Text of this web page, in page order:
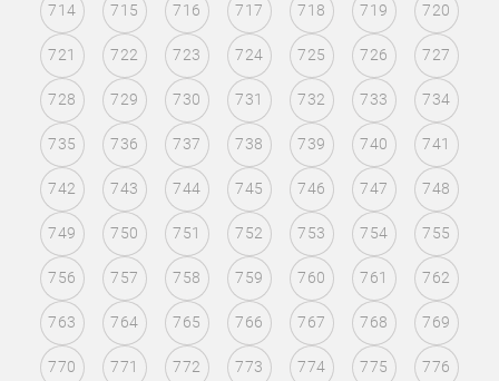
714 715 716 717 718 719 720
721 722 723 724 725 726 727
728 729 730 731 732 733 734
735 736 737 738 739 740 741
742 743 744 745 746 747 748
749 750 751 752 753 754 755
756 757 758 759 760 761 762
763 764 765 766 767 768 769
770 771 772 773 774 775 776